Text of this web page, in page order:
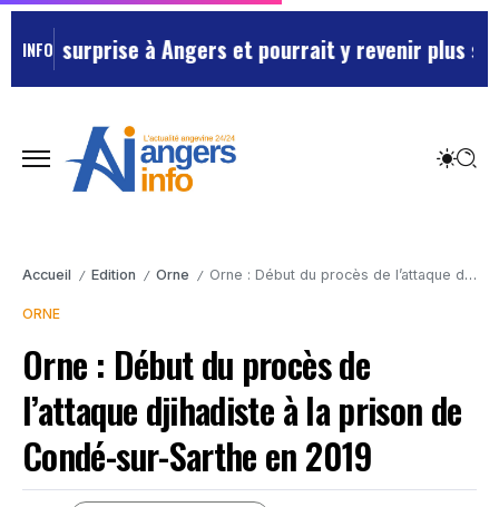
INFO
surprise à Angers et pourrait y revenir plus
Accueil / Edition / Orne / Orne : Début du procès de l’attaque djihadiste à la prison de Condé-sur-Sarthe en 2019
ORNE
Orne : Début du procès de
l’attaque djihadiste à la prison de
Condé-sur-Sarthe en 2019